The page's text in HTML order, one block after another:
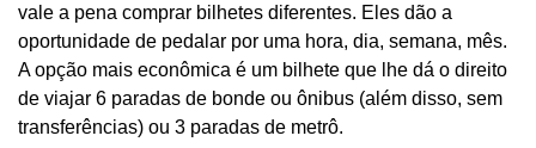
vale a pena comprar bilhetes diferentes. Eles dão a
oportunidade de pedalar por uma hora, dia, semana, mês.
A opção mais econômica é um bilhete que lhe dá o direito
de viajar 6 paradas de bonde ou ônibus (além disso, sem
transferências) ou 3 paradas de metrô.